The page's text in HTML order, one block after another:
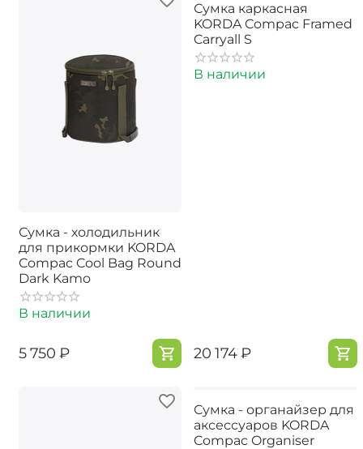
Сумка - холодильник
для прикормки KORDA
Compac Cool Bag Round
Dark Kamo
В наличии
‍5 750‍ ₽
Сумка каркасная
KORDA Compac Framed
Carryall S
В наличии
‍20 174‍₽
Сумка - органайзер для
аксессуаров KORDA
Compac Organiser